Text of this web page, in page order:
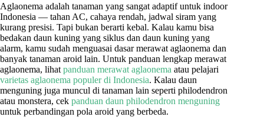
Aglaonema adalah tanaman yang sangat adaptif untuk indoor
Indonesia — tahan AC, cahaya rendah, jadwal siram yang
kurang presisi. Tapi bukan berarti kebal. Kalau kamu bisa
bedakan daun kuning yang siklus dan daun kuning yang
alarm, kamu sudah menguasai dasar merawat aglaonema dan
banyak tanaman aroid lain. Untuk panduan lengkap merawat
aglaonema, lihat panduan merawat aglaonema atau pelajari
varietas aglaonema populer di Indonesia. Kalau daun
menguning juga muncul di tanaman lain seperti philodendron
atau monstera, cek panduan daun philodendron menguning
untuk perbandingan pola aroid yang berbeda.